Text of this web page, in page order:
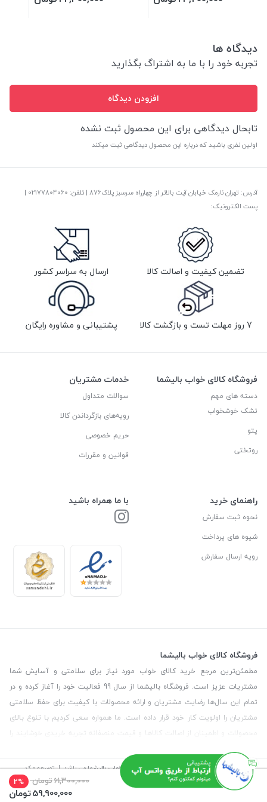
دیدگاه ها
تجربه خود را با ما به اشتراگ بگذارید
افزودن دیدگاه
تابحال دیدگاهی برای این محصول ثبت نشده
اولین نفری باشید که درباره این محصول دیدگاهی ثبت میکند
61,300,000تومان 2%
59,900,000تومان
آدرس: تهران نارمک خیابان آیت بالاتر از چهارراه سرسبز پلاک876 | تلفن: ‎02177804060 |
پست الکترونیک:
تضمین کیفیت و اصالت کالا ارسال به سراسر کشور
7 روز مهلت تست و بازگشت کالا پشتیبانی و مشاوره رایگان
فروشگاه کالای خواب بالیشما
دسته های مهم
تشک خوشخواب
پتو
روتختی
خدمات مشتریان
سوالات متداول
رویه‌های بازگرداندن کالا
حریم خصوصی
قوانین و مقررات
راهنمای خرید
نحوه ثبت سفارش
شیوه های پرداخت
رویه ارسال سفارش
با ما همراه باشید
فروشگاه کالای خواب بالیشما
مطمئن‌ترین مرجع خرید کالای خواب مورد نیاز برای سلامتی و آسایش شما
مشتریات عزیز است. فروشگاه بالیشما از سال 99 فعالیت خود را آغاز کرده و در
تمام این سال‌ها رضایت مشتریان و ارائه محصولات با کیفیت برای حفظ سلامتی
مشتریان را اولویت کار خود قرار داده است. ما همواره سعی کردیم با تنوع بالای
محصولات و اطمینان از اصالت کالاها و قیمت منصفانه تجربه خریدی خوشایند را
می‌توانیدبا شماره مشاور در تماس باشید.
آدرس: تهران - خیابان آیت - بالاتر از چهارراه سرسبز - رو به رو مسجد
© تمامی حقوق این سایت متعلق بهفروشگاه کالای خواب بالیشمامی باشد. | توسعه و کد
نویسی: سپکام سیستمطراحی و اجرا:آژانس دیجیتال مارکتینگ سپتا